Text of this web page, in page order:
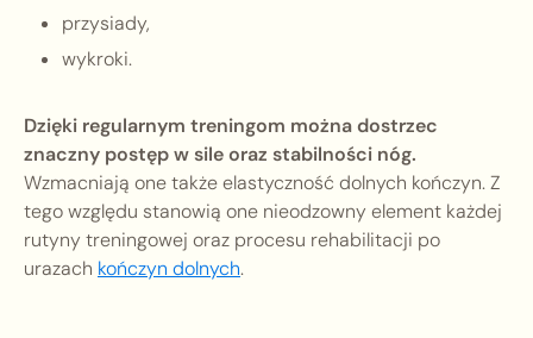
przysiady,
wykroki.
Dzięki regularnym treningom można dostrzec
znaczny postęp w sile oraz stabilności nóg.
Wzmacniają one także elastyczność dolnych kończyn. Z
tego względu stanowią one nieodzowny element każdej
rutyny treningowej oraz procesu rehabilitacji po
urazach kończyn dolnych.